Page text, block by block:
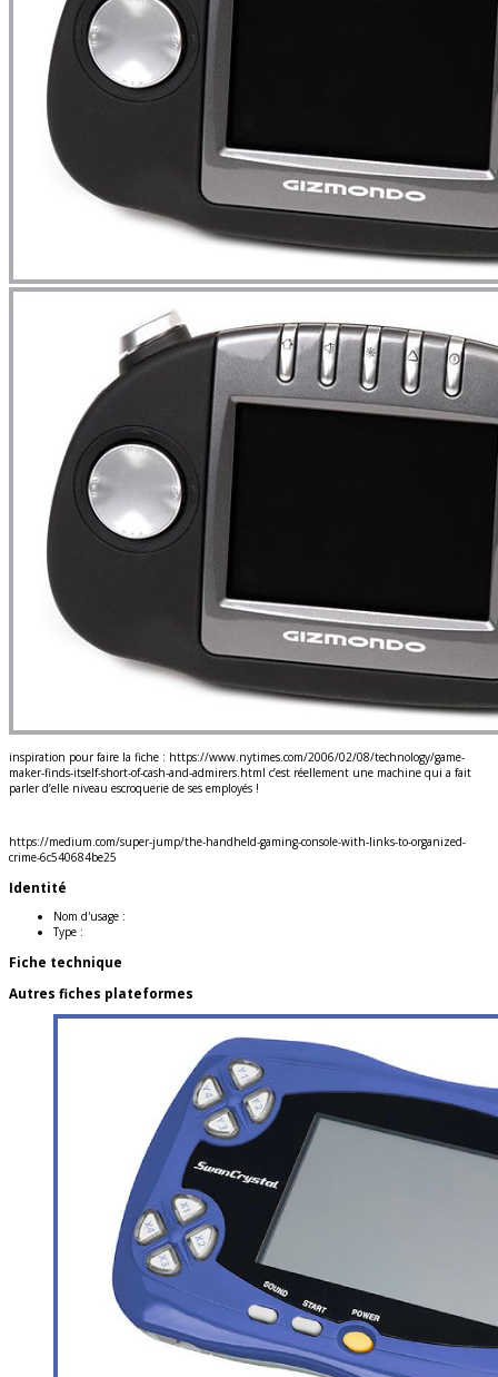
inspiration pour faire la fiche : https://www.nytimes.com/2006/02/08/technology/game-
maker-finds-itself-short-of-cash-and-admirers.html c’est réellement une machine qui a fait
parler d’elle niveau escroquerie de ses employés !
https://medium.com/super-jump/the-handheld-gaming-console-with-links-to-organized-
crime-6c540684be25
Identité
Nom d'usage :
Type :
Fiche technique
Autres fiches plateformes